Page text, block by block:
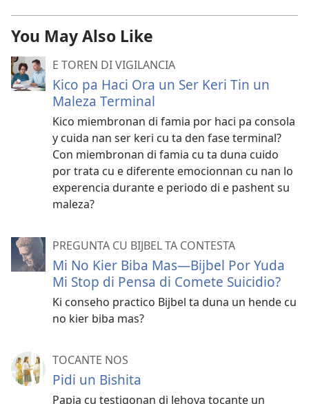
You May Also Like
E TOREN DI VIGILANCIA
Kico pa Haci Ora un Ser Keri Tin un
Maleza Terminal
Kico miembronan di famia por haci pa consola
y cuida nan ser keri cu ta den fase terminal?
Con miembronan di famia cu ta duna cuido
por trata cu e diferente emocionnan cu nan lo
experencia durante e periodo di e pashent su
maleza?
PREGUNTA CU BIJBEL TA CONTESTA
Mi No Kier Biba Mas—Bijbel Por Yuda
Mi Stop di Pensa di Comete Suicidio?
Ki conseho practico Bijbel ta duna un hende cu
no kier biba mas?
TOCANTE NOS
Pidi un Bishita
Papia cu testigonan di Jehova tocante un